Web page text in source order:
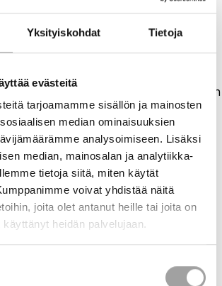
Yksityiskohdat Tietoja
evästeitä
tarjoamamme sisällön ja mainosten
median ominaisuuksien
analysoimiseen. Lisäksi
median, mainosalan ja analytiikka-
tietoja siitä, miten käytät
voivat yhdistää näitä
joita olet antanut heille tai joita on
heidän palvelujaan.
on ollut kasvussa ja oletetaan
sekä lämpölaitosten että vaihtoehtoisten
käyttöönoton myötä.
CHP-tuotannon on pitänyt
sähkömarkkinaan ajotavan ja
osalta.
roolissa korostuu joustokyky sekä
häiriötilanteiden näkökulmasta.